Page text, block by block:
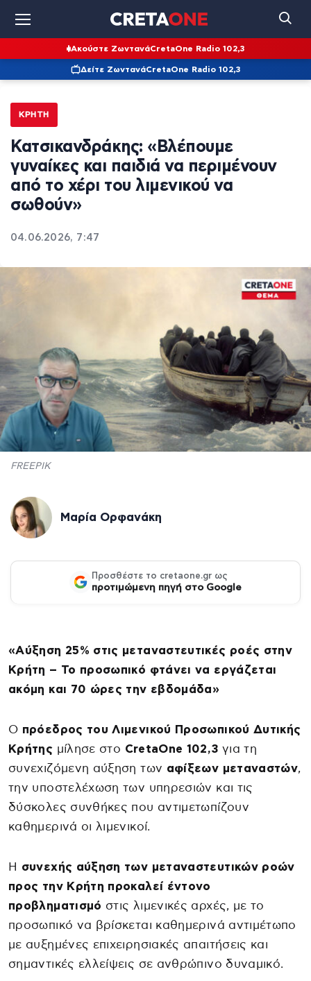
Ακούστε ΖωντανάCretaOne Radio 102,3
Δείτε ΖωντανάCretaOne Radio 102,3
ΚΡΉΤΗ
Κατσικανδράκης: «Βλέπουμε
γυναίκες και παιδιά να περιμένουν
από το χέρι του λιμενικού να
σωθούν»
04.06.2026, 7:47
FREEPIK
Μαρία Ορφανάκη
Προσθέστε το cretaone.gr ως
προτιμώμενη πηγή στο Google
«Αύξηση 25% στις μεταναστευτικές ροές στην
Κρήτη – Το προσωπικό φτάνει να εργάζεται
ακόμη και 70 ώρες την εβδομάδα»
Ο πρόεδρος του Λιμενικού Προσωπικού Δυτικής
Κρήτης μίλησε στο CretaOne 102,3 για τη
συνεχιζόμενη αύξηση των αφίξεων μεταναστών,
την υποστελέχωση των υπηρεσιών και τις
δύσκολες συνθήκες που αντιμετωπίζουν
καθημερινά οι λιμενικοί.
Η συνεχής αύξηση των μεταναστευτικών ροών
προς την Κρήτη προκαλεί έντονο
προβληματισμό στις λιμενικές αρχές, με το
προσωπικό να βρίσκεται καθημερινά αντιμέτωπο
με αυξημένες επιχειρησιακές απαιτήσεις και
σημαντικές ελλείψεις σε ανθρώπινο δυναμικό.